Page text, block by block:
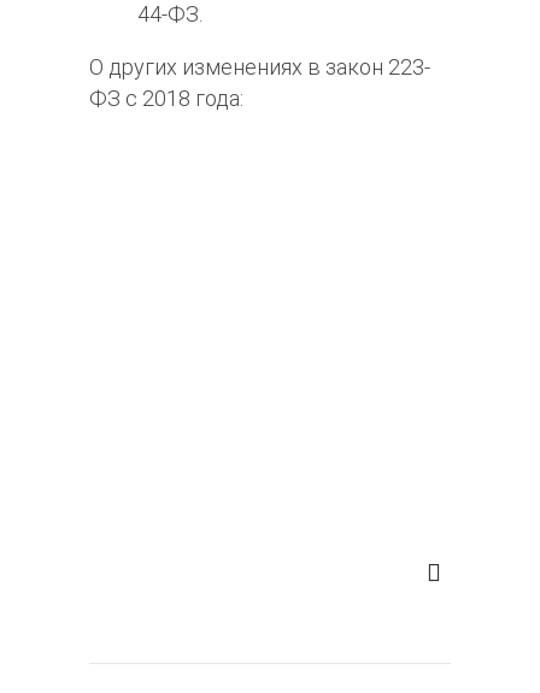
44-ФЗ.
О других изменениях в закон 223-
ФЗ с 2018 года: